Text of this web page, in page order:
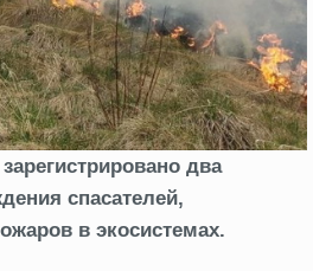
два
спасателей,
в экосистемах.